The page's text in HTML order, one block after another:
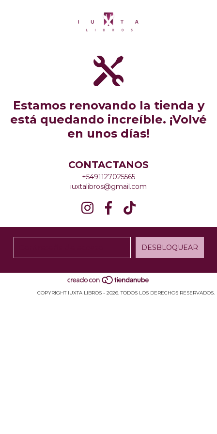
Estamos renovando la tienda y
está quedando increíble. ¡Volvé
en unos días!
CONTACTANOS
+5491127025565
iuxtalibros@gmail.com
COPYRIGHT IUXTA LIBROS - 2026. TODOS LOS DERECHOS RESERVADOS.